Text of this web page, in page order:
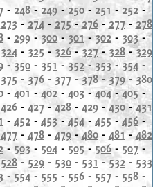
- 248- 249-250- 251 - 252 -
273 - 274- 275-276- 277 - 278
- 299 - 300-301 - 302 - 303-
324- 325 - 326-327- 328-329
- 350 - 351 -352-353- 354 -
375 - 376- 377 - 378-379- 380
- 401 - 402 - 403 -404-405-
426- 427 - 428- 429-430-431
- 452 - 453 - 454- 455 - 456 -
477 - 478- 479-480- 481-482
- 503 - 504 - 505- 506- 507 -
528- 529- 530- 531 -532- 533
- 554 - 555 - 556 - 557 - 558 -